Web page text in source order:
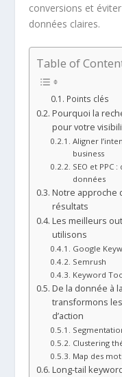
conversions et
données claires.
Table of
Points clés
Pourquoi la
pour votre
Aligner
business
SEO et PPC
données
Notre approche
résultats
Les meilleurs
utilisons
Google
Semrush
Keyword
De la donnée à
transformons
d’action
Clustering
Map des
Long-tail